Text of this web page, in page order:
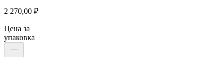
2 270,00 ₽
Цена за
упаковка